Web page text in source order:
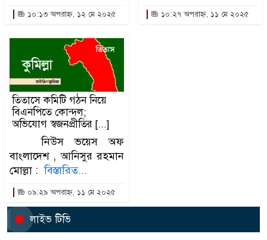
১০:১৩ অপরাহ্ন, ১২ মে ২০২৫ ১০:২৭ অপরাহ্ন, ১১ মে ২০২৫
তিতাসে কমিটি গঠন নিয়ে
বিএনপিতে কোন্দল;
অভিযোগ স্বজনপ্রীতির [...]
নিউস ভয়েস অফ
বাংলাদেশ , আনিসুর রহমান
মোল্লা :বিস্তারিত...
০৯:২৯ অপরাহ্ন, ১১ মে ২০২৫
লাইভ টিভি